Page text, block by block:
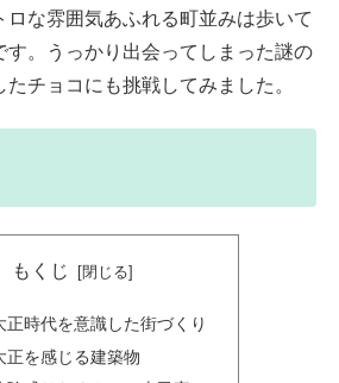
な雰囲気あふれる町並みは歩いて
す。うっかり出会ってしまった謎の
チョコにも挑戦してみました。
もくじ
正時代を意識した街づくり
正を感じる建築物